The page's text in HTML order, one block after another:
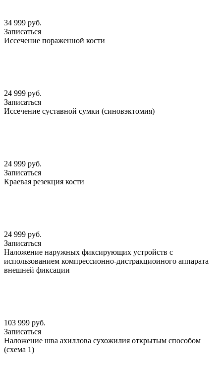
34 999 руб.
Записаться
Иссечение пораженной кости
24 999 руб.
Записаться
Иссечение суставной сумки (синовэктомия)
24 999 руб.
Записаться
Краевая резекция кости
24 999 руб.
Записаться
Наложение наружных фиксирующих устройств с
использованием компрессионно-дистракциоиного аппарата
внешней фиксации
103 999 руб.
Записаться
Наложение шва ахиллова сухожилия открытым способом
(схема 1)